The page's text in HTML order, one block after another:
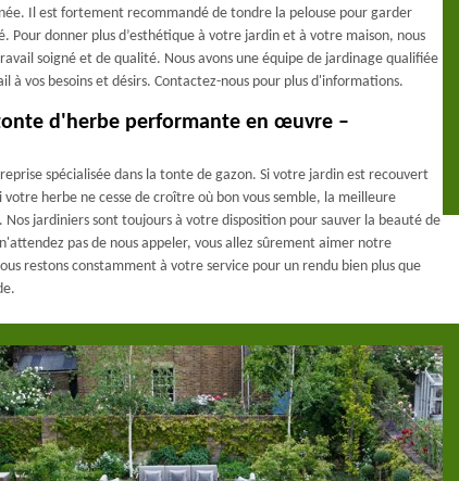
Il est fortement recommandé de tondre la pelouse pour garder
Pour donner plus d’esthétique à votre jardin et à votre maison, nous
soigné et de qualité. Nous avons une équipe de jardinage qualifiée
à vos besoins et désirs. Contactez-nous pour plus d'informations.
d'herbe performante en œuvre –
spécialisée dans la tonte de gazon. Si votre jardin est recouvert
votre herbe ne cesse de croître où bon vous semble, la meilleure
jardiniers sont toujours à votre disposition pour sauver la beauté de
pas de nous appeler, vous allez sûrement aimer notre
restons constamment à votre service pour un rendu bien plus que